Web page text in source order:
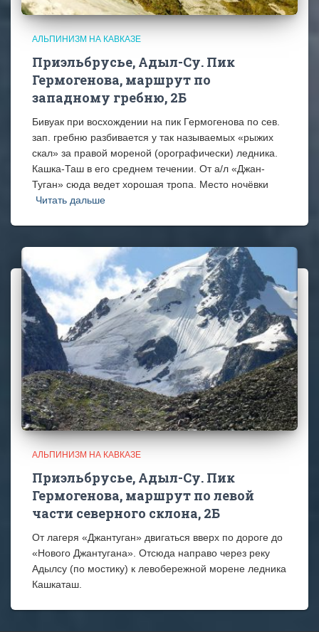
АЛЬПИНИЗМ НА КАВКАЗЕ
Приэльбрусье, Адыл-Су. Пик
Гермогенова, маршрут по
западному гребню, 2Б
Бивуак при восхождении на пик Гермогенова по сев.
зап. гребню разбивается у так называемых «рыжих
скал» за правой мореной (орографически) ледника.
Кашка-Таш в его среднем течении. От а/л «Джан-
Туган» сюда ведет хорошая тропа. Место ночёвки
Читать дальше
АЛЬПИНИЗМ НА КАВКАЗЕ
Приэльбрусье, Адыл-Су. Пик
Гермогенова, маршрут по левой
части северного склона, 2Б
От лагеря «Джантуган» двигаться вверх по дороге до
«Нового Джантугана». Отсюда направо через реку
Адылсу (по мостику) к левобережной морене ледника
Кашкаташ.